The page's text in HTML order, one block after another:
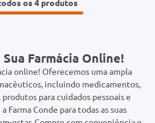
os 4
Sua Farmácia Online!
online! Oferecemos uma ampla
incluindo medicamentos,
para cuidados pessoais e
Farma Conde para todas as suas